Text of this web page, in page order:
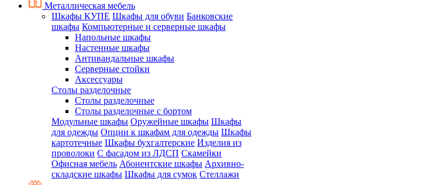
Металлическая мебель
Шкафы КУПЕ Шкафы для обуви Банковские
шкафы Компьютерные и серверные шкафы
Напольные шкафы
Настенные шкафы
Антивандальные шкафы
Серверные стойки
Аксессуары
Столы разделочные
Столы разделочные
Столы разделочные с бортом
Модульные шкафы Оружейные шкафы Шкафы
для одежды Опции к шкафам для одежды Шкафы
картотечные Шкафы бухгалтерские Изделия из
проволоки С фасадом из ЛДСП Скамейки
Офисная мебель Абонентские шкафы Архивно-
складские шкафы Шкафы для сумок Стеллажи